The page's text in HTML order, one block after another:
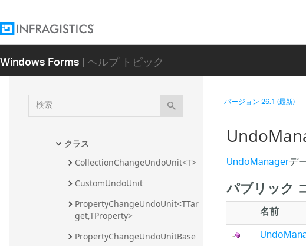
Windows Forms| ヘルプ トピック
検
索
Infragistics.Olap.DataSource.Xmla アセ
ンブリ
Infragistics.Shared アセンブリ
クラス
CollectionChangeUndoUnit<T>
CustomUndoUnit
PropertyChangeUndoUnit<TTar
get,TProperty>
PropertyChangeUndoUnitBase
バージョン26.1 (最新)
UndoManagerデ
パブリック
名前